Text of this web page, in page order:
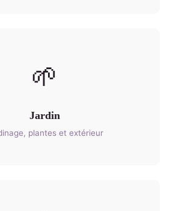
🌱
Jardin
plantes et extérieur